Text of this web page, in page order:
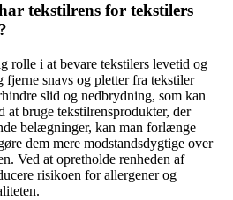
tekstilrens for tekstilers
rolle i at bevare tekstilers levetid og
fjerne snavs og pletter fra tekstiler
slid og nedbrydning, som kan
at bruge tekstilrensprodukter, der
belægninger, kan man forlænge
dem mere modstandsdygtige over
Ved at opretholde renheden af
risikoen for allergener og